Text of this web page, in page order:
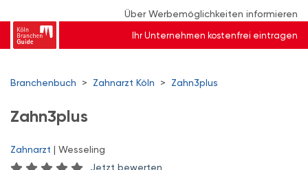
Über Werbemöglichkeiten informieren
Ihr Unternehmen kostenfrei eintragen
Branchenbuch > Zahnarzt Köln > Zahn3plus
Zahn3plus
Zahnarzt | Wesseling
Jetzt bewerten